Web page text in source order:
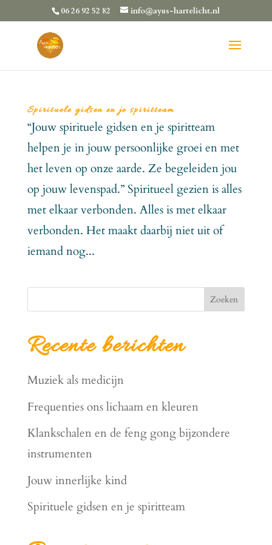
06 26 92 52 82 info@ayus-hartelicht.nl
Spirituele gidsen en je spiritteam
“Jouw spirituele gidsen en je spiritteam
helpen je in jouw persoonlijke groei en met
het leven op onze aarde. Ze begeleiden jou
op jouw levenspad.” Spiritueel gezien is alles
met elkaar verbonden. Alles is met elkaar
verbonden. Het maakt daarbij niet uit of
iemand nog...
Zoeken
Recente berichten
Muziek als medicijn
Frequenties ons lichaam en kleuren
Klankschalen en de feng gong bijzondere
instrumenten
Jouw innerlijke kind
Spirituele gidsen en je spiritteam